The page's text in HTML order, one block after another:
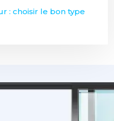
: choisir le bon type